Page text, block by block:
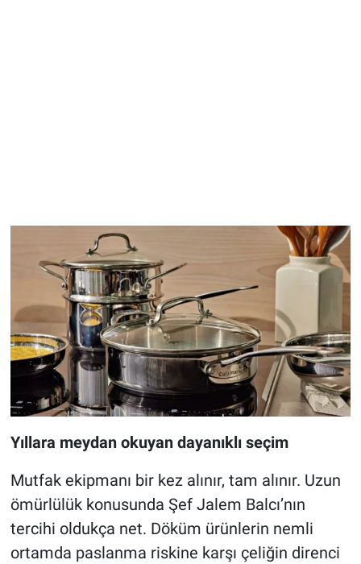
Yıllara meydan okuyan dayanıklı seçim
Mutfak ekipmanı bir kez alınır, tam alınır. Uzun
ömürlülük konusunda Şef Jalem Balcı’nın
tercihi oldukça net. Döküm ürünlerin nemli
ortamda paslanma riskine karşı çeliğin direnci